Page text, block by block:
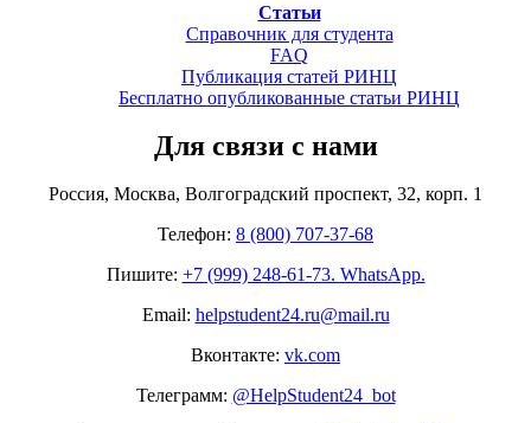
Статьи
Справочник для студента
FAQ
Публикация статей РИНЦ
Бесплатно опубликованные статьи РИНЦ
Для связи с нами
Россия, Москва, Волгоградский проспект, 32, корп. 1
Телефон: 8 (800) 707-37-68
Пишите: +7 (999) 248-61-73. WhatsApp.
Email: helpstudent24.ru@mail.ru
Вконтакте: vk.com
Телеграмм: @HelpStudent24_bot